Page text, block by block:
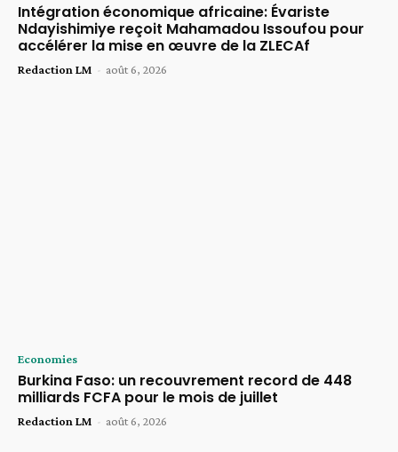
Intégration économique africaine: Évariste
Ndayishimiye reçoit Mahamadou Issoufou pour
accélérer la mise en œuvre de la ZLECAf
Redaction LM - août 6, 2026
Economies
Burkina Faso: un recouvrement record de 448
milliards FCFA pour le mois de juillet
Redaction LM - août 6, 2026